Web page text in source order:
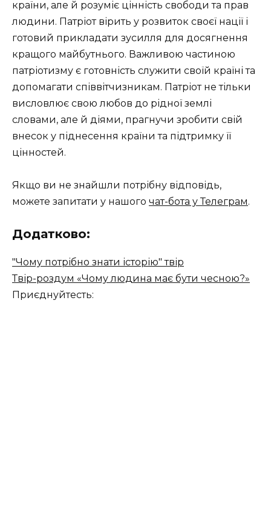
країни, але й розуміє цінність свободи та прав
людини. Патріот вірить у розвиток своєї нації і
готовий прикладати зусилля для досягнення
кращого майбутнього. Важливою частиною
патріотизму є готовність служити своїй країні та
допомагати співвітчизникам. Патріот не тільки
висловлює свою любов до рідної землі
словами, але й діями, прагнучи зробити свій
внесок у піднесення країни та підтримку її
цінностей.
Якщо ви не знайшли потрібну відповідь,
можете запитати у нашого чат-бота у Телеграм.
Додатково:
"Чому потрібно знати історію" твір
Твір-роздум «Чому людина має бути чесною?»
Приєднуйтесть: